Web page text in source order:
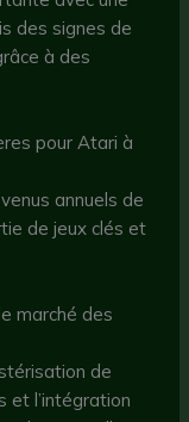
des signes de
à des
pour Atari à
annuels de
de jeux clés et
marché des
de
et l’intégration